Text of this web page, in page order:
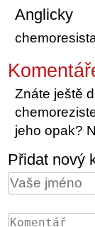
Anglicky
Znáte ještě
jeho opak?
Přidat nový